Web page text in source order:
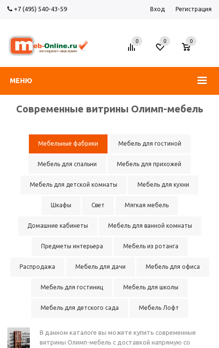
+7 (495) 540-43-59 Вход Регистрация
МЕНЮ
0 0
0
Современные витрины Олимп-мебель
Мебельные фабрики Мебель для гостиной
Мебель для спальни Мебель для прихожей
Мебель для детской комнаты Мебель для кухни
Шкафы Свет Мягкая мебель
Домашние кабинеты Мебель для ванной комнаты
Предметы интерьера Мебель из ротанга
Распродажа Мебель для дачи Мебель для офиса
Мебель для гостиниц Мебель для школы
Мебель для детского сада Мебель Лофт
В данном каталоге вы можете купить современные
витрины Олимп-мебель с доставкой напрямую со